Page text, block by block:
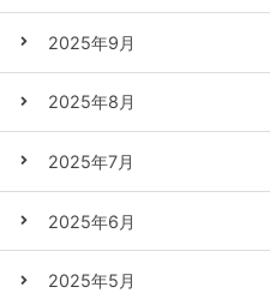
2025年9月
2025年8月
2025年7月
2025年6月
2025年5月